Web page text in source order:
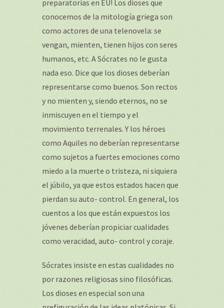
preparatorias en EU! Los dioses que
conocemos de la mitología griega son
como actores de una telenovela: se
vengan, mienten, tienen hijos con seres
humanos, etc. A Sócrates no le gusta
nada eso. Dice que los dioses deberían
representarse como buenos. Son rectos
y no mienten y, siendo eternos, no se
inmiscuyen en el tiempo y el
movimiento terrenales. Y los héroes
como Aquiles no deberían representarse
como sujetos a fuertes emociones como
miedo a la muerte o tristeza, ni siquiera
el júbilo, ya que estos estados hacen que
pierdan su auto- control. En general, los
cuentos a los que están expuestos los
jóvenes deberían propiciar cualidades
como veracidad, auto- control y coraje.
Sócrates insiste en estas cualidades no
por razones religiosas sino filosóficas.
Los dioses en especial son una